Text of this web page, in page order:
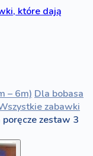
które dają
– 6m) Dla bobasa
zabawki
poręcze zestaw 3